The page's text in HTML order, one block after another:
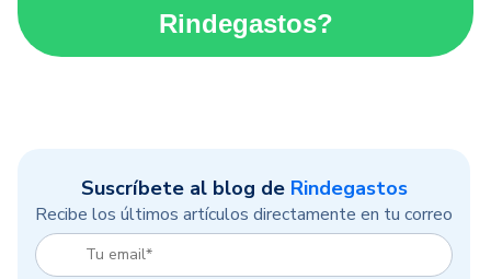
Suscríbete al blog de Rindegastos
Recibe los últimos artículos directamente en tu correo
Rindegastos?